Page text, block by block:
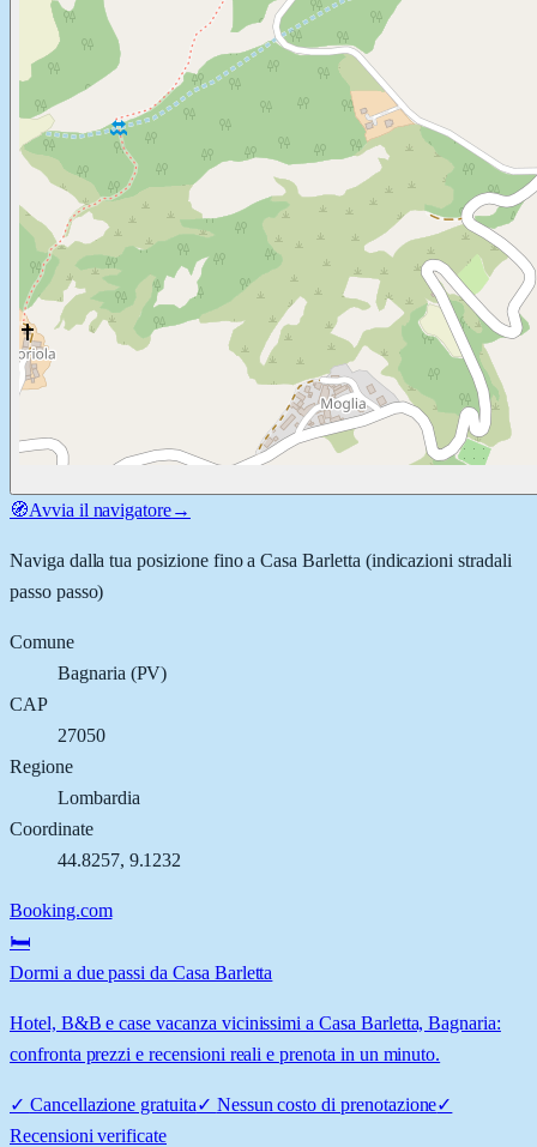
🧭Avvia il navigatore→
Naviga dalla tua posizione fino aCasa Barletta (indicazioni stradali
passo passo)
Comune
Bagnaria (PV)
CAP
27050
Regione
Lombardia
Coordinate
44.8257, 9.1232
Booking.com
🛏️
Dormi a due passi da Casa Barletta
Hotel, B&B e case vacanza vicinissimi a Casa Barletta, Bagnaria:
confronta prezzi e recensioni reali e prenota in un minuto.
✓ Cancellazione gratuita✓ Nessun costo di prenotazione✓
Recensioni verificate